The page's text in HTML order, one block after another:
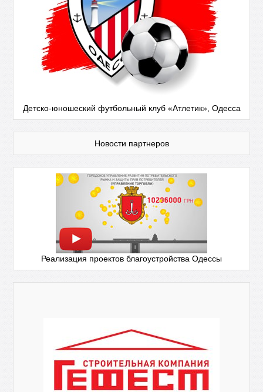
Детско-юношеский футбольный клуб «Атлетик», Одесса
Новости партнеров
Реализация проектов благоустройства Одессы